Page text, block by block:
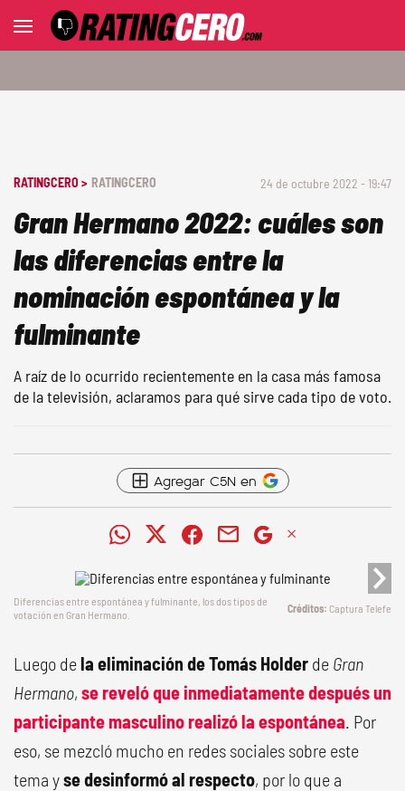
RATINGCERO > RATINGCERO 24 de octubre 2022 - 19:47
Gran Hermano 2022: cuáles son
las diferencias entre la
nominación espontánea y la
fulminante
A raíz de lo ocurrido recientemente en la casa más famosa
de la televisión, aclaramos para qué sirve cada tipo de voto.
Agregar C5N en
Diferencias entre espontánea y fulminante, los dos tipos de
votación en Gran Hermano.
Captura Telefe
Luego dela eliminación de Tomás Holder de Gran
Hermano, se reveló que inmediatamente después un
participante masculino realizó la espontánea. Por
eso, se mezcló mucho en redes sociales sobre este
tema yse desinformó al respecto, por lo que a